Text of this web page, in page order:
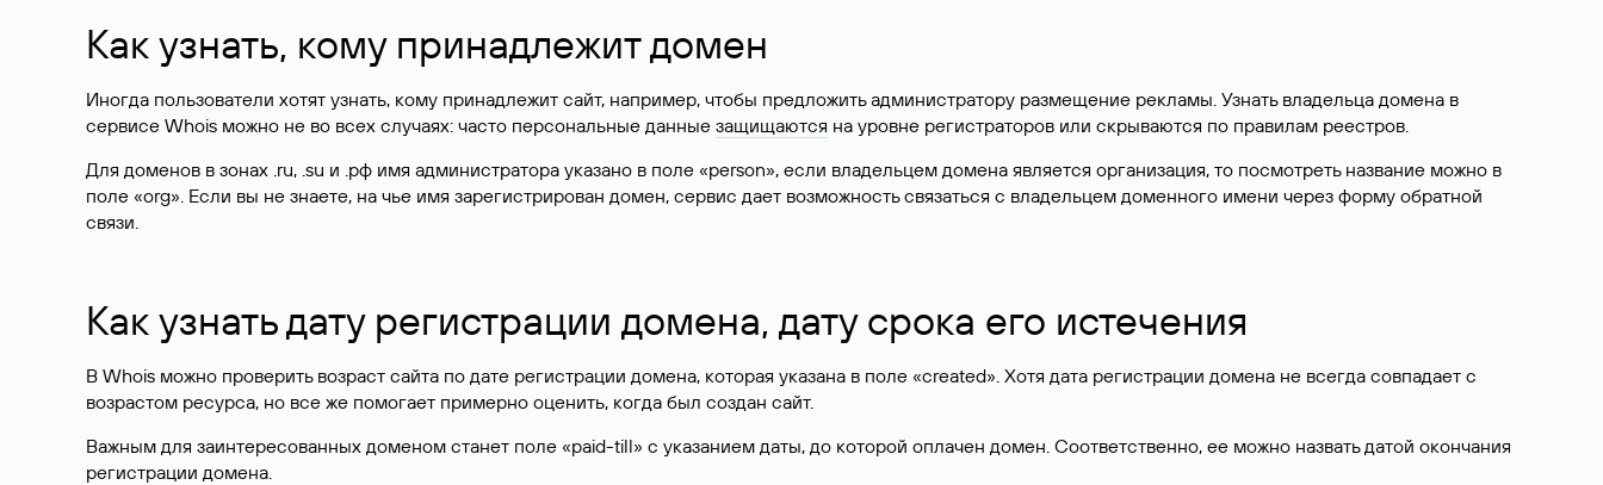
Как узнать, кому принадлежит домен
Иногда пользователи хотят узнать, кому принадлежит сайт, например, чтобы предложить администратору размещение рекламы. Узнать владельца домена в
сервисе Whois можно не во всех случаях: часто персональные данные защищаются на уровне регистраторов или скрываются по правилам реестров.
Для доменов в зонах .ru, .su и .рф имя администратора указано в поле «person», если владельцем домена является организация, то посмотреть название можно в
поле «org». Если вы не знаете, на чье имя зарегистрирован домен, сервис дает возможность связаться с владельцем доменного имени через форму обратной
связи.
Как узнать дату регистрации домена, дату срока его истечения
В Whois можно проверить возраст сайта по дате регистрации домена, которая указана в поле «created». Хотя дата регистрации домена не всегда совпадает с
возрастом ресурса, но все же помогает примерно оценить, когда был создан сайт.
Важным для заинтересованных доменом станет поле «paid-till» с указанием даты, до которой оплачен домен. Соответственно, ее можно назвать датой окончания
регистрации домена.